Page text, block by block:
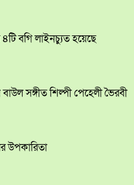
৪টি বগি লাইনচ্যুত হয়েছে
সঙ্গীত শিল্পী পেহেলী ভৈরবী
উপকারিতা